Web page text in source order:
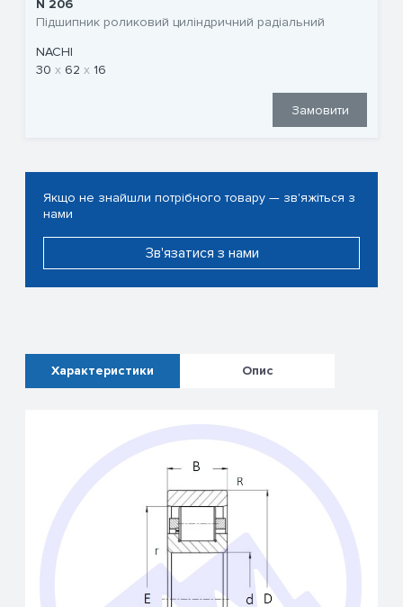
N 206
Підшипник роликовий циліндричний радіальний
NACHI
30
62 16
Замовити
Якщо не знайшли потрібного товару — зв'яжіться з
нами
Зв'язатися з нами
Характеристики Опис